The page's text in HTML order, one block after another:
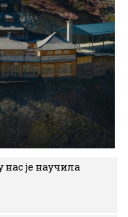
је научила